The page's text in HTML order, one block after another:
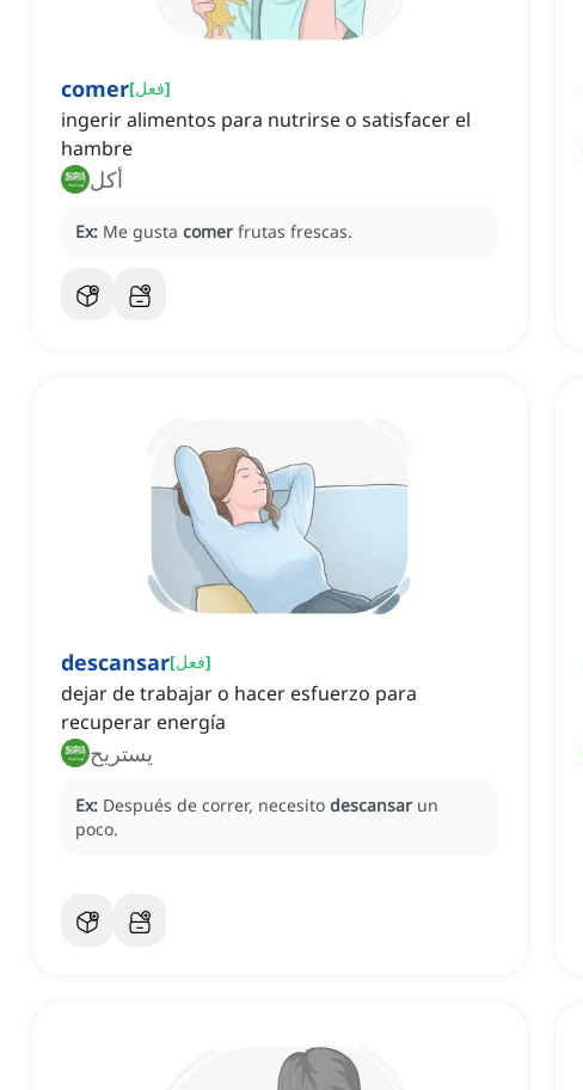
comer[فعل]
ingerir alimentos para nutrirse o satisfacer el
hambre
أكل
Ex: Me gusta comer frutas frescas.
descansar[فعل]
dejar de trabajar o hacer esfuerzo para
recuperar energía
يستريح
Ex: Después de correr, necesito descansar un
poco.